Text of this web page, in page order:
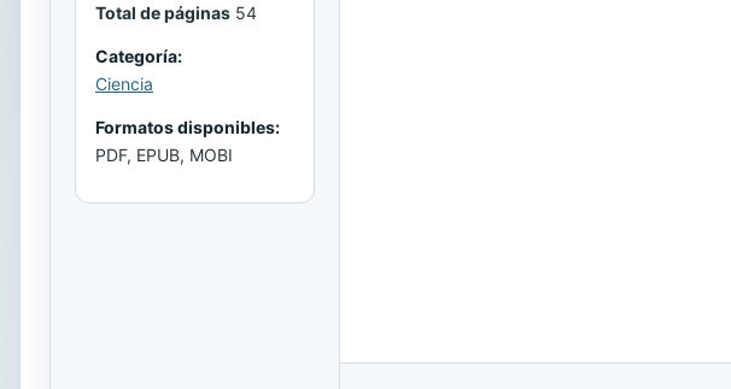
Total de páginas 54
Categoría:
Ciencia
Formatos disponibles:
PDF, EPUB, MOBI